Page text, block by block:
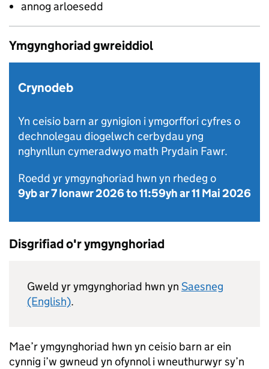
annog arloesedd
Ymgynghoriad gwreiddiol
Crynodeb
Yn ceisio barn ar gynigion i ymgorffori cyfres o
dechnolegau diogelwch cerbydau yng
nghynllun cymeradwyo math Prydain Fawr.
Roedd yr ymgynghoriad hwn yn rhedeg o
9yb ar 7 Ionawr 2026to11:59yh ar 11 Mai 2026
Disgrifiad o'r ymgynghoriad
Gweld yr ymgynghoriad hwn yn Saesneg
(English).
Mae’r ymgynghoriad hwn yn ceisio barn ar ein
cynnig i’w gwneud yn ofynnol i wneuthurwyr sy’n